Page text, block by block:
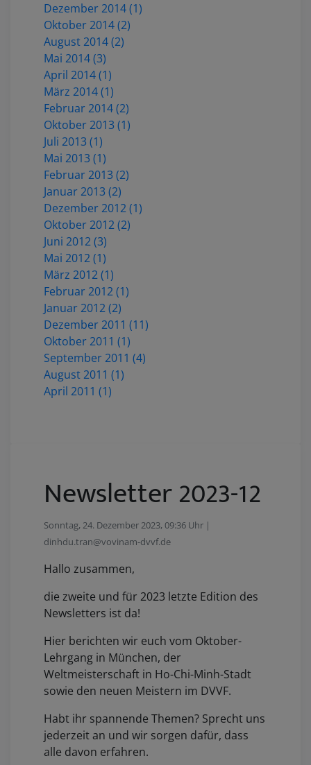
Dezember 2014 (1)
Oktober 2014 (2)
August 2014 (2)
Mai 2014 (3)
April 2014 (1)
März 2014 (1)
Februar 2014 (2)
Oktober 2013 (1)
Juli 2013 (1)
Mai 2013 (1)
Februar 2013 (2)
Januar 2013 (2)
Dezember 2012 (1)
Oktober 2012 (2)
Juni 2012 (3)
Mai 2012 (1)
März 2012 (1)
Februar 2012 (1)
Januar 2012 (2)
Dezember 2011 (11)
Oktober 2011 (1)
September 2011 (4)
August 2011 (1)
April 2011 (1)
Newsletter 2023-12
Sonntag, 24. Dezember 2023, 09:36 Uhr |
dinhdu.tran@vovinam-dvvf.de
Hallo zusammen,
die zweite und für 2023 letzte Edition des
Newsletters ist da!
Hier berichten wir euch vom Oktober-
Lehrgang in München, der
Weltmeisterschaft in Ho-Chi-Minh-Stadt
sowie den neuen Meistern im DVVF.
Habt ihr spannende Themen? Sprecht uns
jederzeit an und wir sorgen dafür, dass
alle davon erfahren.